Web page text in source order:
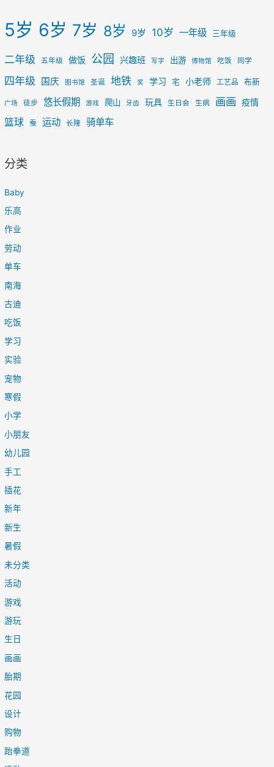
5岁 6岁 7岁 8岁 9岁 10岁 一年级 三年级
二年级 五年级 做饭 公园 兴趣班 写字 出游 博物馆 吃饭 同学
四年级 国庆 图书馆 圣诞 地铁 奖 学习 宅 小老师 工艺品 布新
广场 徒步 悠长假期 游戏 爬山 牙齿 玩具 生日会 生病 画画 疫情
篮球 蚕 运动 长隆 骑单车
分类
Baby
乐高
作业
劳动
单车
南海
古迪
吃饭
学习
实验
宠物
寒假
小学
小朋友
幼儿园
手工
插花
新年
新生
暑假
未分类
活动
游戏
游玩
生日
画画
胎期
花园
设计
购物
跆拳道